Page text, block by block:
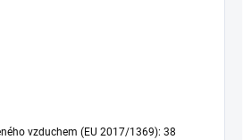
vzduchem (EU 2017/1369): 38